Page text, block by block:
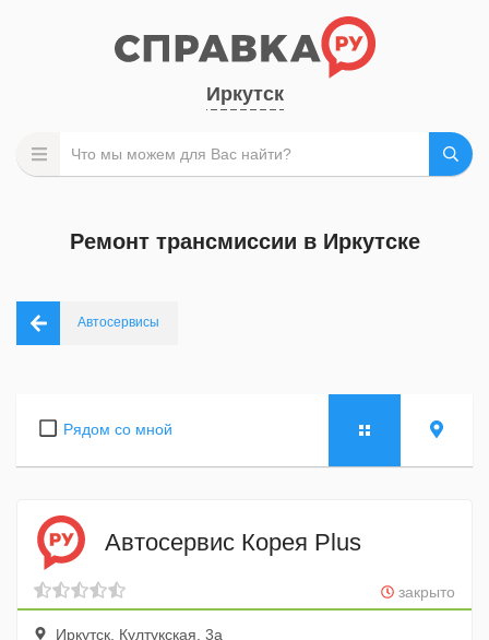
Иркутск
Ремонт трансмиссии в Иркутске
Автосервисы
Рядом со мной
Автосервис Корея Plus
закрыто
Иркутск, Култукская, 3а